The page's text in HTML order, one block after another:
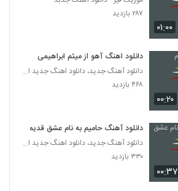
دانلود آهنگ ساسان محقق عطرت
۲۲۵ بازدید
موزیک زیبای ای یار از رضا یوسفی پور
دانلود آهنگ پوریا صالحی دنیا
آهنگ جبرئیل از امید عقیلی(پاپ)
۲۳۵ بازدید
۰۱:۰۰
۲۸۷ بازدید
۰۰:۲۰
دانلود اهنگ آهو از میثم ابراهیمی
دانلود آهنگ جدید، دانلود اهنگ جدید ایرانی
۴۶۸ بازدید
۰۰:۳۷
دانلود آهنگ حامیم به نام عشق قدیمی
دانلود آهنگ جدید، دانلود اهنگ جدید ایرانی
۳۳۰ بازدید